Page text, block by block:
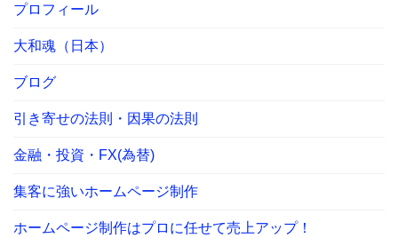
プロフィール
大和魂（日本）
ブログ
引き寄せの法則・因果の法則
金融・投資・FX(為替)
集客に強いホームページ制作
ホームページ制作はプロに任せて売上アップ！